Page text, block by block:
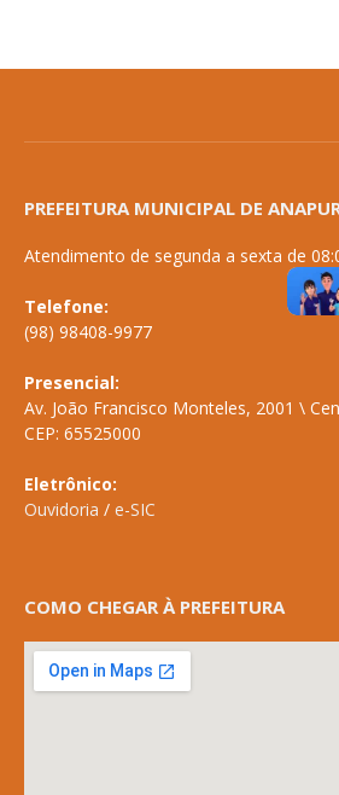
PREFEITURA MUNICIPAL DE
Atendimento de segunda a sexta de
Telefone:
(98) 98408-9977
Presencial:
Av. João Francisco Monteles, 2001 \
CEP: 65525000
Eletrônico:
Ouvidoria / e-SIC
COMO CHEGAR À PREFEITURA